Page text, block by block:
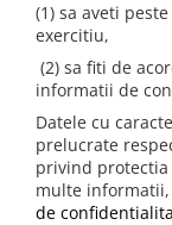
(1) sa aveti
exercitiu,
(2) sa fiti de
informatii de
Datele cu
prelucrate
privind protectia
multe
de